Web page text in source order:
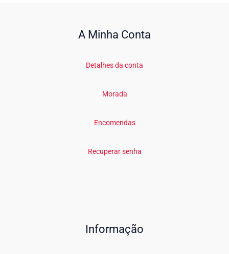
A Minha Conta
Detalhes da conta
Morada
Encomendas
Recuperar senha
Informação